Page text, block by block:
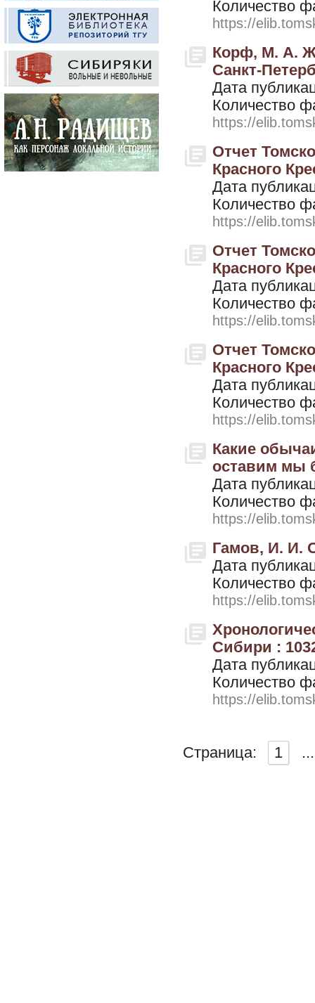
Количество
https://
Корф, М. А.
Санкт-
Дата
Количество
https://
Отчет
Красного
Дата
Количество
https://
Отчет
Красного
Дата
Количество
https://
Отчет
Красного
Дата
Количество
https://
Какие
оставим мы
Дата
Количество
https://
Гамов, И. И.
Дата
Количество
https://
Сибири :
Дата
Количество
https://
Страница: 1 ...